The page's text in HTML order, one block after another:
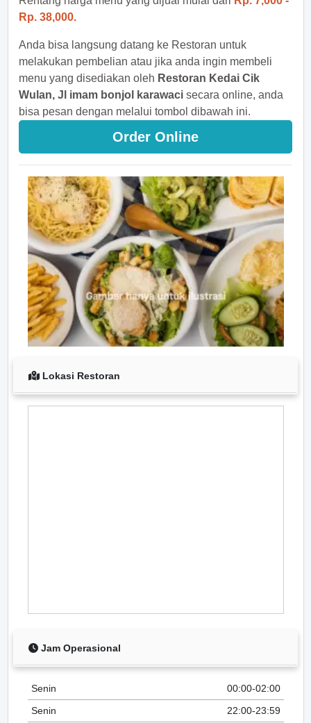
Rp. 38,000.
Anda bisa langsung datang ke Restoran untuk
melakukan pembelian atau jika anda ingin membeli
menu yang disediakan oleh Restoran Kedai Cik
Wulan, Jl imam bonjol karawaci secara online, anda
bisa pesan dengan melalui tombol dibawah ini.
Order Online
Lokasi Restoran
Jam Operasional
Senin
00:00-02:00
Senin
22:00-23:59